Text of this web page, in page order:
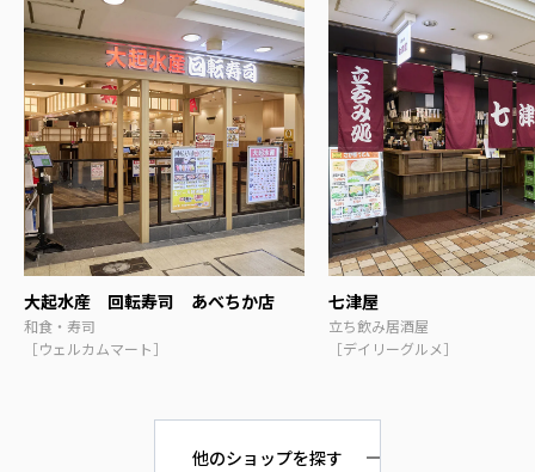
大起水産 回転寿司 あべちか店
和食・寿司
［ウェルカムマート］
七津屋
立ち飲み居酒屋
［デイリーグルメ］
他のショップを探す